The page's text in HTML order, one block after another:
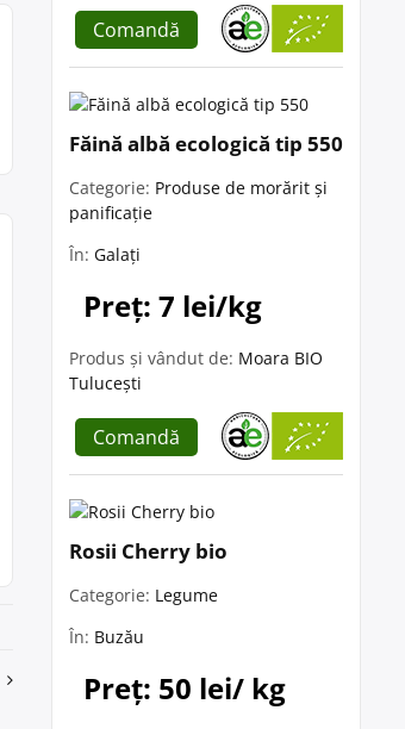
Comandă
Făină albă ecologică tip 550
Categorie: Produse de morărit și
panificație
În: Galați
Preț: 7 lei/kg
Produs și vândut de: Moara BIO
Tulucești
Comandă
Rosii Cherry bio
Categorie: Legume
În: Buzău
Preț: 50 lei/ kg